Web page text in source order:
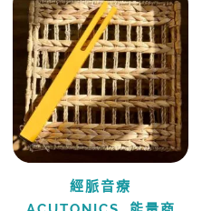
經脈音療